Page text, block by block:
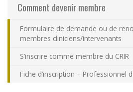
Comment devenir membre
Formulaire de demande ou de
membres cliniciens/intervenants
S’inscrire comme membre du CRIR
Fiche d’inscription – Professionnel